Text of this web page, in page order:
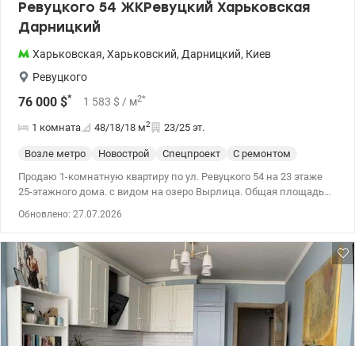
Ревуцкого 54 ЖКРевуцкий Харьковская
Дарницкий
Харьковская, Харьковский, Дарницкий, Киев
Ревуцкого
76 000 $* 1 583 $ / м2*
1 комната 48/18/18 м2 23/25 эт.
Возле метро Новострой Спецпроект
С ремонтом
Продаю 1-комнатную квартиру по ул. Ревуцкого 54 на 23 этаже
25-этажного дома. с видом на озеро Вырлица. Общая площадь
кв.м. В доме собственная газовая котельная, установлен
отопление. В квартире есть счетчики воды, тепла и
электроэнергии, стиральная машина без мебели. Право
собственности больше 3-х лет, никто не прописан, никто не
проживает. Рассматриваем государственные программы. Цена
76000у.е., 0976449950 Наталья, valion.ua/1154643
Обновлено: 27.07.2026